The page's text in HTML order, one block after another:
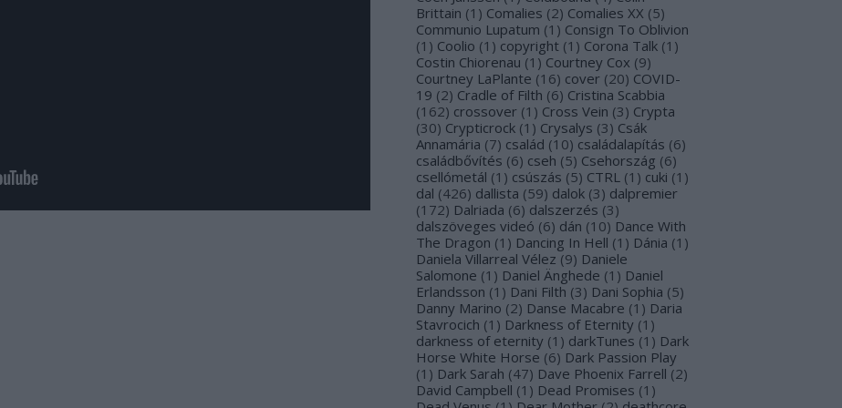
Brittain (1 ) Comalies (2) Comalies XX (5)
Communio Lupatum (1 ) Consign To Oblivion
(1 ) Coolio (1 ) copyright (1 ) Corona Talk (1 )
Costin Chiorenau (1 ) Courtney Cox (9)
Courtney LaPlante (16) cover (20) COVID-
19 (2) Cradle of Filth (6) Cristina Scabbia
(162) crossover (1 ) Cross Vein (3) Crypta
(30) Crypticrock (1 ) Crysalys (3) Csák
Annamária (7) család (10) családalapítás (6)
családbővítés (6) cseh (5) Csehország (6)
csellómetál (1 ) csúszás (5) CTRL (1 ) cuki (1 )
dal (426) dallista (59) dalok (3) dalpremier
(172) Dalriada (6) dalszerzés (3)
dalszöveges videó (6) dán (10) Dance With
The Dragon (1 ) Dancing In Hell (1 ) Dánia (1 )
Daniela Villarreal Vélez (9) Daniele
Salomone (1 ) Daniel Änghede (1 ) Daniel
Erlandsson (1 ) Dani Filth (3) Dani Sophia (5)
Danny Marino (2) Danse Macabre (1 ) Daria
Stavrocich (1 ) Darkness of Eternity (1 )
darkness of eternity (1 ) darkTunes (1 ) Dark
Horse White Horse (6) Dark Passion Play
(1 ) Dark Sarah (47) Dave Phoenix Farrell (2)
David Campbell (1 ) Dead Promises (1 )